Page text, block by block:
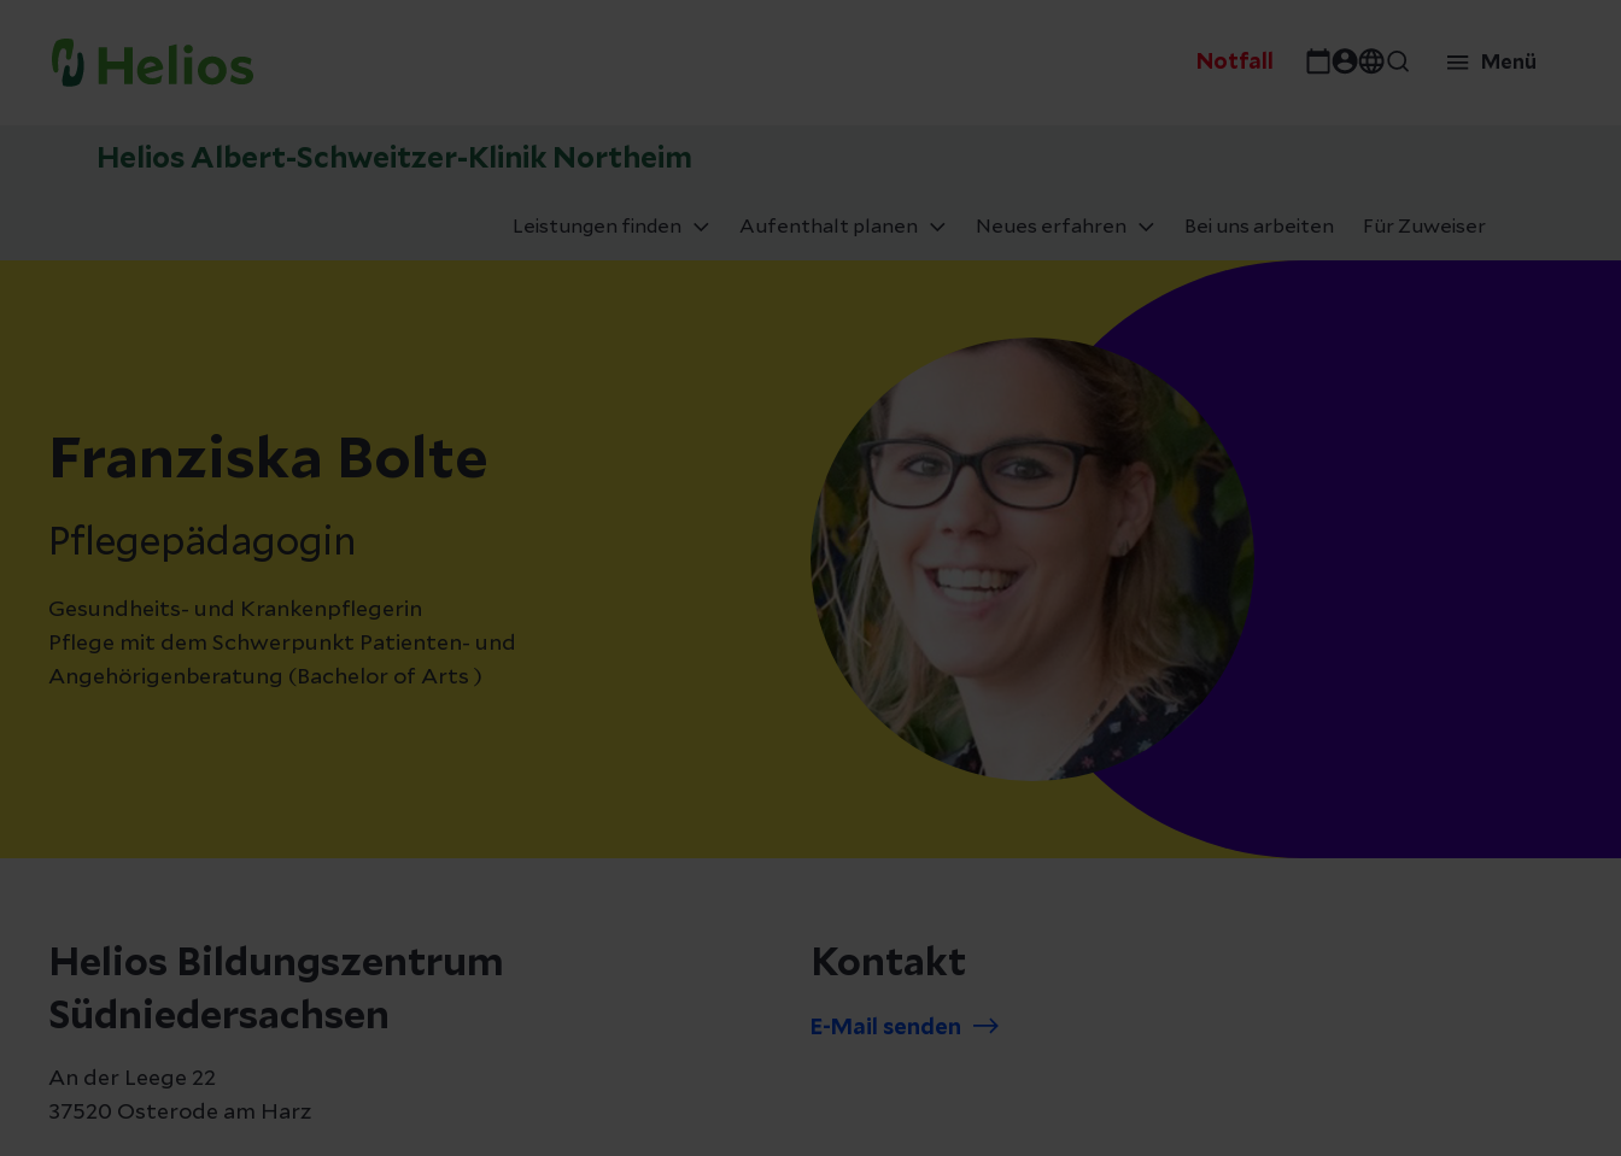
Notfall Menü
Helios Albert-Schweitzer-Klinik Northeim
Leistungen finden Aufenthalt planen Neues erfahren Bei uns arbeiten Für Zuweiser
Franziska Bolte
Pflegepädagogin
Gesundheits- und Krankenpflegerin
Pflege mit dem Schwerpunkt Patienten- und
Angehörigenberatung (Bachelor of Arts )
Helios Bildungszentrum
Südniedersachsen
An der Leege 22
37520 Osterode am Harz
Kontakt
E-Mail senden